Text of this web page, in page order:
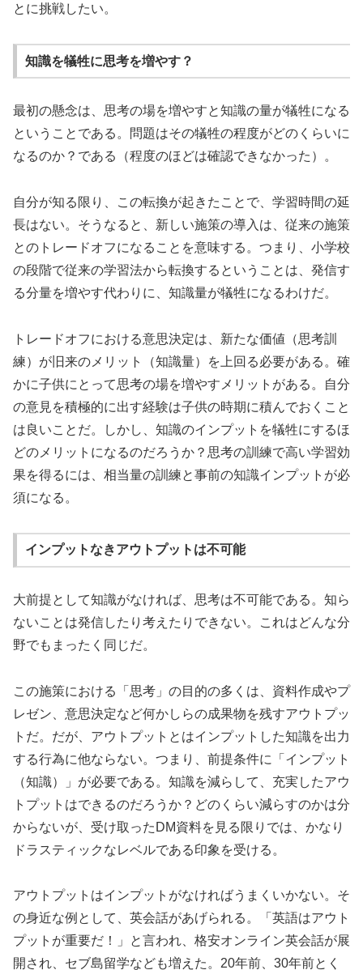
とに挑戦したい。
知識を犠牲に思考を増やす？
最初の懸念は、思考の場を増やすと知識の量が犠牲になる
ということである。問題はその犠牲の程度がどのくらいに
なるのか？である（程度のほどは確認できなかった）。
自分が知る限り、この転換が起きたことで、学習時間の延
長はない。そうなると、新しい施策の導入は、従来の施策
とのトレードオフになることを意味する。つまり、小学校
の段階で従来の学習法から転換するということは、発信す
る分量を増やす代わりに、知識量が犠牲になるわけだ。
トレードオフにおける意思決定は、新たな価値（思考訓
練）が旧来のメリット（知識量）を上回る必要がある。確
かに子供にとって思考の場を増やすメリットがある。自分
の意見を積極的に出す経験は子供の時期に積んでおくこと
は良いことだ。しかし、知識のインプットを犠牲にするほ
どのメリットになるのだろうか？思考の訓練で高い学習効
果を得るには、相当量の訓練と事前の知識インプットが必
須になる。
インプットなきアウトプットは不可能
大前提として知識がなければ、思考は不可能である。知ら
ないことは発信したり考えたりできない。これはどんな分
野でもまったく同じだ。
この施策における「思考」の目的の多くは、資料作成やプ
レゼン、意思決定など何かしらの成果物を残すアウトプッ
トだ。だが、アウトプットとはインプットした知識を出力
する行為に他ならない。つまり、前提条件に「インプット
（知識）」が必要である。知識を減らして、充実したアウ
トプットはできるのだろうか？どのくらい減らすのかは分
からないが、受け取ったDM資料を見る限りでは、かなり
ドラスティックなレベルである印象を受ける。
アウトプットはインプットがなければうまくいかない。そ
の身近な例として、英会話があげられる。「英語はアウト
プットが重要だ！」と言われ、格安オンライン英会話が展
開され、セブ島留学なども増えた。20年前、30年前とく